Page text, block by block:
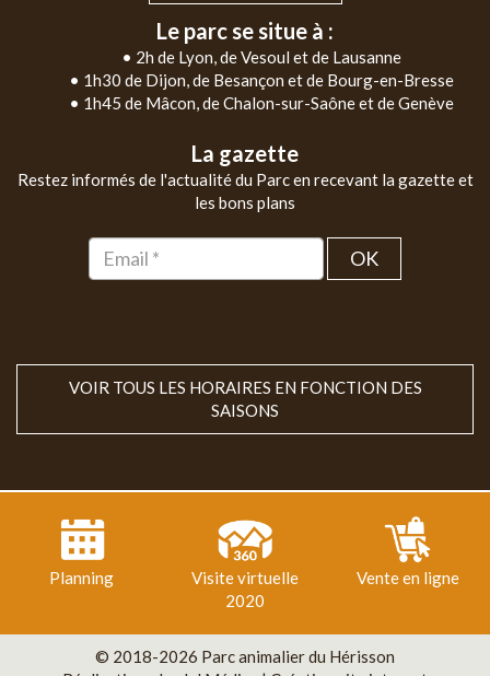
Le parc se situe à :
• 2h de Lyon, de Vesoul et de Lausanne
• 1h30 de Dijon, de Besançon et de Bourg-en-Bresse
• 1h45 de Mâcon, de Chalon-sur-Saône et de Genève
La gazette
Restez informés de l'actualité du Parc en recevant la gazette et
les bons plans
OK
VOIR TOUS LES HORAIRES EN FONCTION DES
SAISONS
Planning
Visite virtuelle
2020
Vente en ligne
© 2018-2026 Parc animalier du Hérisson